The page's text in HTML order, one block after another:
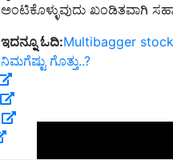
ಅಂಟಿಕೊಳ್ಳುವುದು ಖಂಡಿತವಾಗಿ
ಇದನ್ನೂ ಓದಿ:Multibagger
ನಿಮಗೆಷ್ಟು ಗೊತ್ತು..?